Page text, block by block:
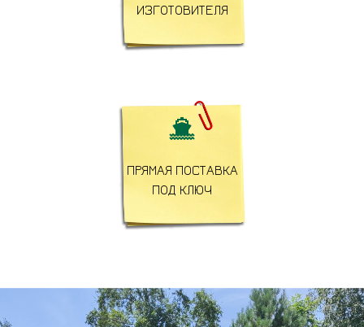
ИЗГОТОВИТЕЛЯ

ПРЯМАЯ ПОСТАВКА
ПОД КЛЮЧ